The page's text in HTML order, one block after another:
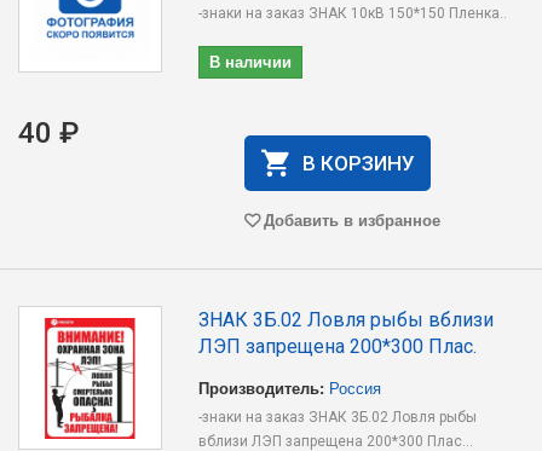
-знаки на заказ ЗНАК 10кВ 150*150 Пленка..
В наличии
40 ₽
В КОРЗИНУ
Добавить в избранное
ЗНАК 3Б.02 Ловля рыбы вблизи
ЛЭП запрещена 200*300 Плас.
Производитель: Россия
-знаки на заказ ЗНАК 3Б.02 Ловля рыбы
вблизи ЛЭП запрещена 200*300 Плас...